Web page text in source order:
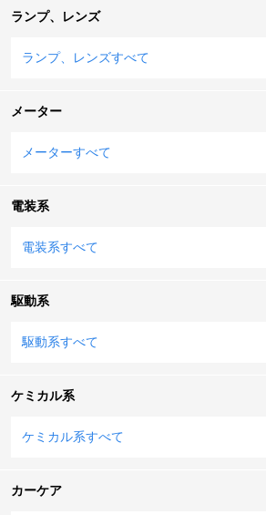
ランプ、レンズ
ランプ、レンズすべて
メーター
メーターすべて
電装系
電装系すべて
駆動系
駆動系すべて
ケミカル系
ケミカル系すべて
カーケア